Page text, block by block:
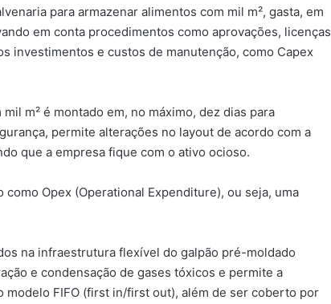
para armazenar alimentos com mil m², gasta, em
em conta procedimentos como aprovações, licenças
investimentos e custos de manutenção, como Capex
m² é montado em, no máximo, dez dias para
permite alterações no layout de acordo com a
que a empresa fique com o ativo ocioso.
Opex (Operational Expenditure), ou seja, uma
na infraestrutura flexível do galpão pré-moldado
e condensação de gases tóxicos e permite a
modelo FIFO (first in/first out), além de ser coberto por